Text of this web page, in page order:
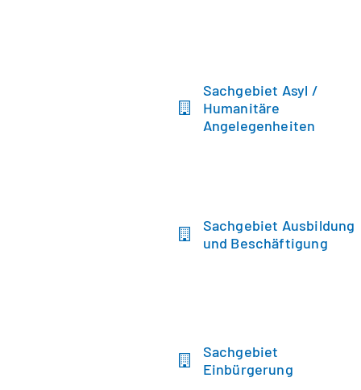
Sachgebiet Asyl /
Humanitäre
Angelegenheiten
Sachgebiet Ausbildung
und Beschäftigung
Sachgebiet
Einbürgerung